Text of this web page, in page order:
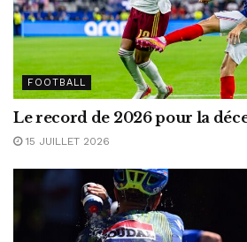
FOOTBALL
Le record de 2026 pour la
15 JUILLET 2026